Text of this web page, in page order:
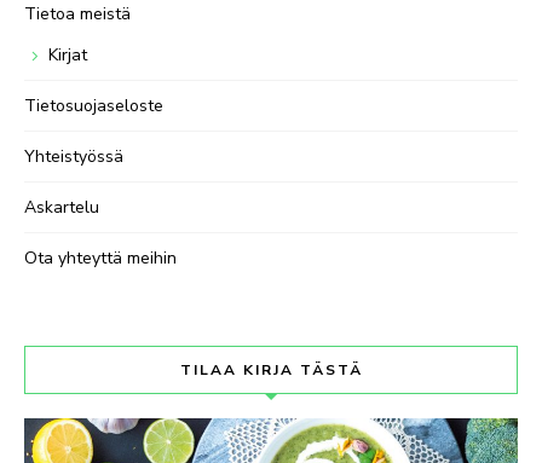
Tietoa meistä
Kirjat
Tietosuojaseloste
Yhteistyössä
Askartelu
Ota yhteyttä meihin
TILAA KIRJA TÄSTÄ